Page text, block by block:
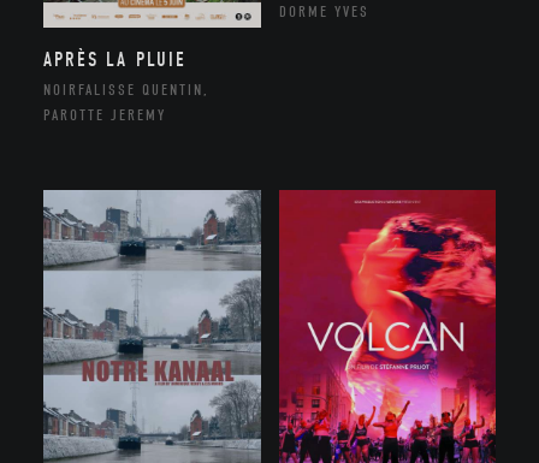
APRÈS LA PLUIE
NOIRFALISSE QUENTIN,
PAROTTE JEREMY
DORME YVES